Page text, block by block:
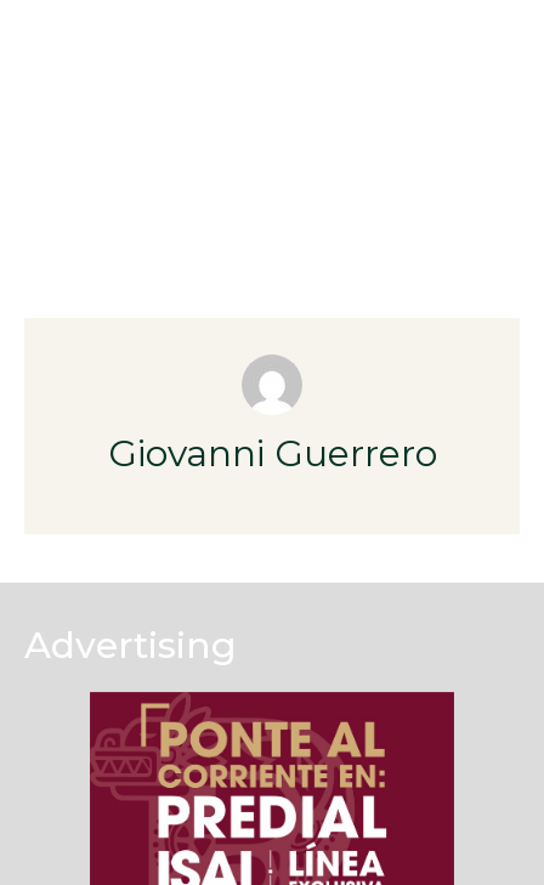
Giovanni Guerrero
Advertising